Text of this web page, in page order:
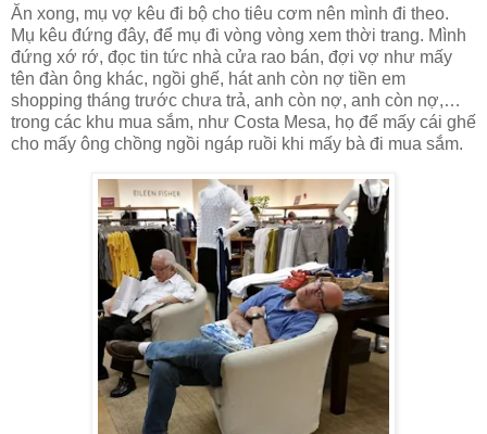
Ăn xong, mụ vợ kêu đi bộ cho tiêu cơm nên mình đi theo.
Mụ kêu đứng đây, để mụ đi vòng vòng xem thời trang. Mình
đứng xớ rớ, đọc tin tức nhà cửa rao bán, đợi vợ như mấy
tên đàn ông khác, ngồi ghế, hát anh còn nợ tiền em
shopping tháng trước chưa trả, anh còn nợ, anh còn nợ,…
trong các khu mua sắm, như Costa Mesa, họ để mấy cái ghế
cho mấy ông chồng ngồi ngáp ruồi khi mấy bà đi mua sắm.